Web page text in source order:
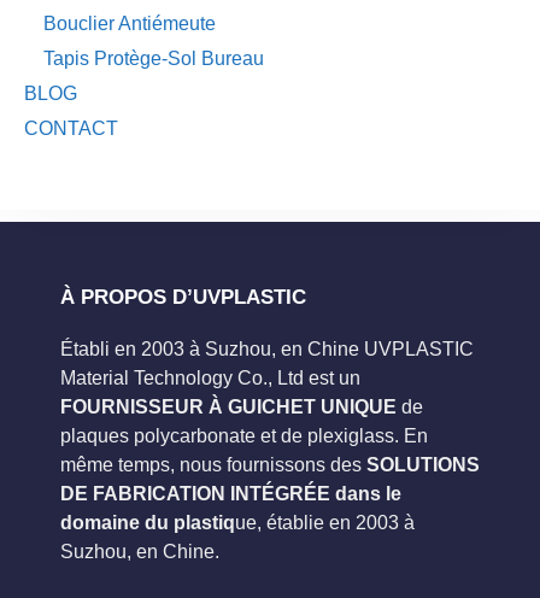
Bouclier Antiémeute
Tapis Protège-Sol Bureau
BLOG
CONTACT
À PROPOS D’UVPLASTIC
Établi en 2003 à Suzhou, en Chine UVPLASTIC
Material Technology Co., Ltd est un
FOURNISSEUR À GUICHET UNIQUE de
plaques polycarbonate et de plexiglass. En
même temps, nous fournissons des SOLUTIONS
DE FABRICATION INTÉGRÉE dans le
domaine du plastique, établie en 2003 à
Suzhou, en Chine.